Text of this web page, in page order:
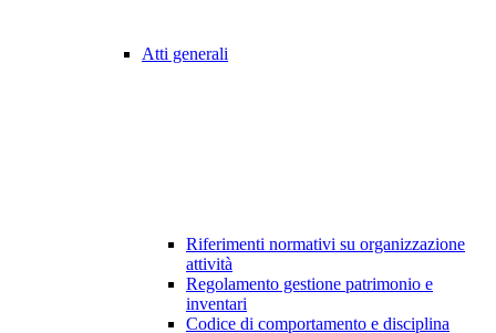
Atti generali
Riferimenti normativi su organizzazione
attività
Regolamento gestione patrimonio e
inventari
Codice di comportamento e disciplina